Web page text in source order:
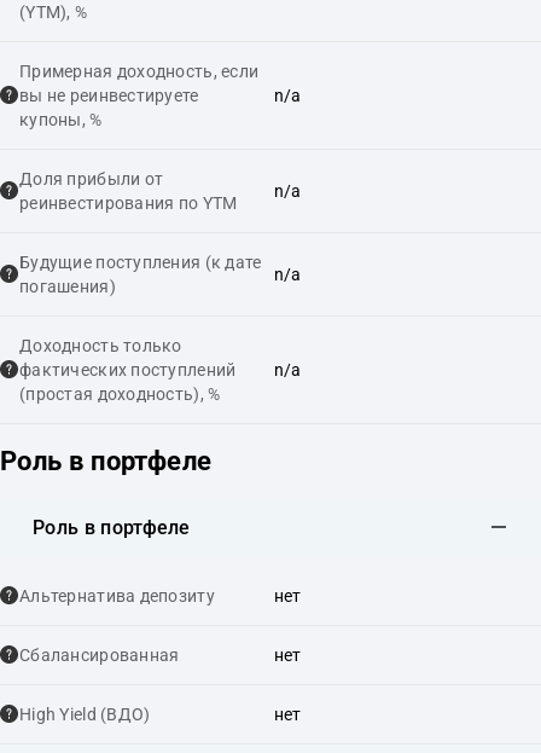
(YTM), %
Примерная доходность, если
вы не реинвестируете
купоны, %
n/a
Доля прибыли от
реинвестирования по YTM
n/a
Будущие поступления (к дате
погашения)
n/a
Доходность только
фактических поступлений
(простая доходность), %
n/a
Роль в портфеле
Роль в портфеле
Альтернатива депозиту нет
Сбалансированная нет
High Yield (ВДО) нет